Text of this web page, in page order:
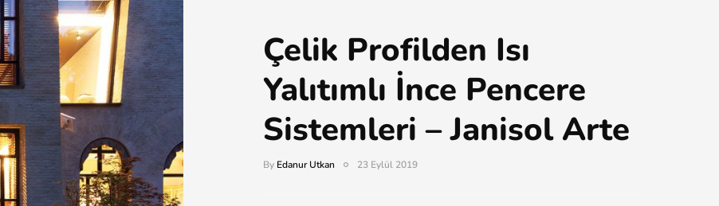
Çelik Profilden Isı
Yalıtımlı İnce Pencere
Sistemleri – Janisol Arte
By Edanur Utkan 23 Eylül 2019